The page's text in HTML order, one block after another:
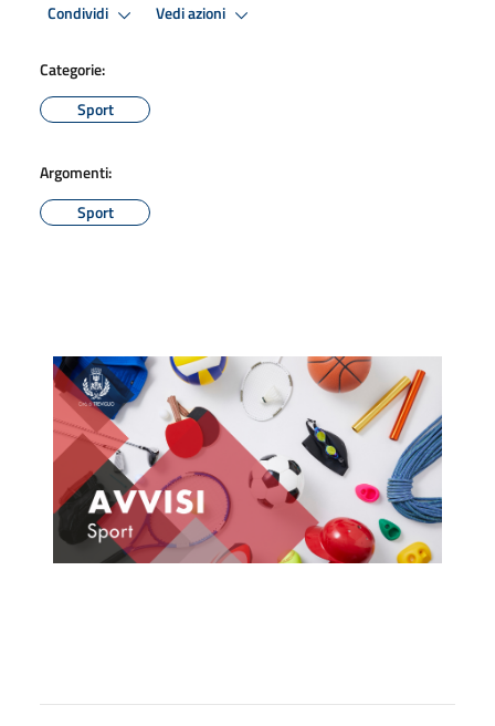
Condividi Vedi azioni
Categorie:
Sport
Argomenti:
Sport